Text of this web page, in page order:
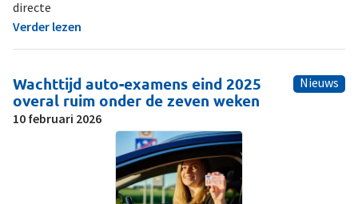
directe
Verder lezen
Nieuws
Wachttijd auto-examens eind 2025
overal ruim onder de zeven weken
10 februari 2026